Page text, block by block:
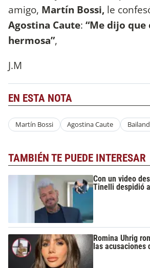
amigo, Martín Bossi, le
Agostina Caute: “Me dijo que
hermosa”,
J.M
EN ESTA NOTA
Martín Bossi Agostina Caute
TAMBIÉN TE PUEDE INTERESAR
Con un video
Tinelli despidió
Romina Uhrig
las acusaciones